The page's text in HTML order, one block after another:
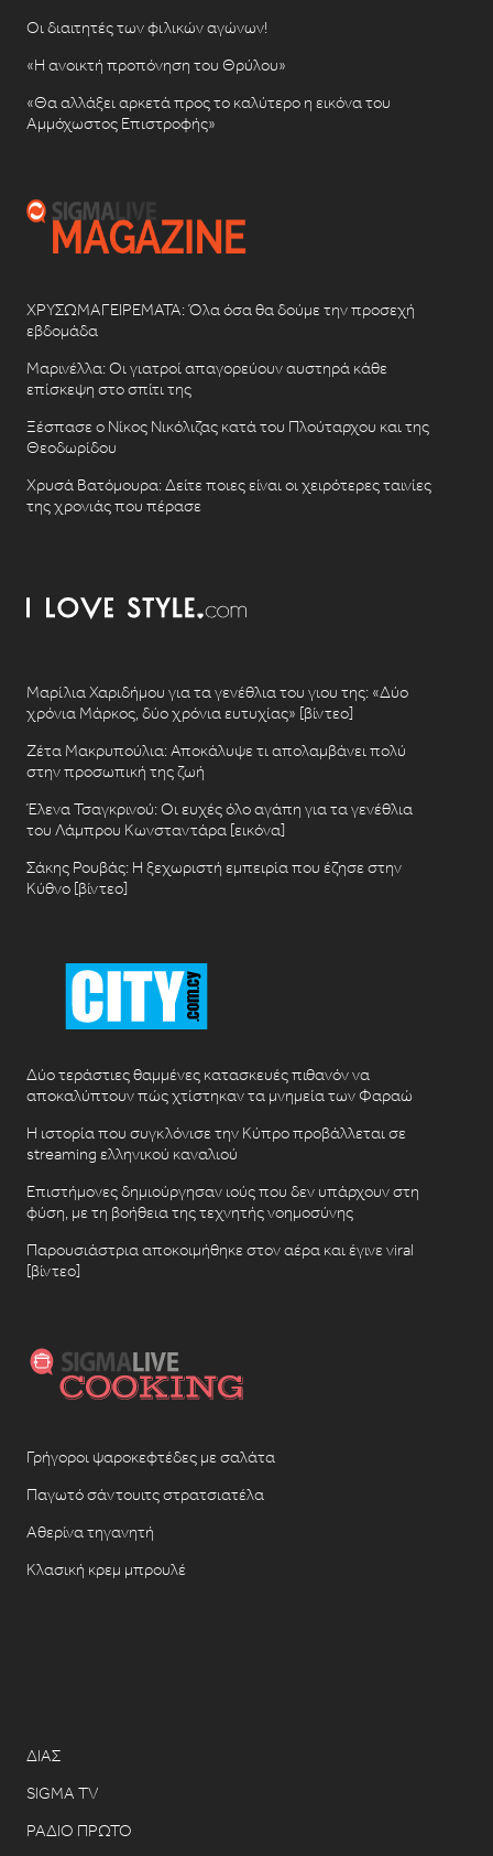
Οι διαιτητές των φιλικών αγώνων!
«Η ανοικτή προπόνηση του Θρύλου»
«Θα αλλάξει αρκετά προς το καλύτερο η εικόνα του
Αμμόχωστος Επιστροφής»
ΧΡΥΣΩΜΑΓΕΙΡΕΜΑΤΑ: Όλα όσα θα δούμε την προσεχή
εβδομάδα
Μαρινέλλα: Οι γιατροί απαγορεύουν αυστηρά κάθε
επίσκεψη στο σπίτι της
Ξέσπασε ο Νίκος Νικόλιζας κατά του Πλούταρχου και της
Θεοδωρίδου
Χρυσά Βατόμουρα: Δείτε ποιες είναι οι χειρότερες ταινίες
της χρονιάς που πέρασε
Μαρίλια Χαριδήμου για τα γενέθλια του γιου της: «Δύο
χρόνια Μάρκος, δύο χρόνια ευτυχίας» [βίντεο]
Ζέτα Μακρυπούλια: Αποκάλυψε τι απολαμβάνει πολύ
στην προσωπική της ζωή
Έλενα Τσαγκρινού: Οι ευχές όλο αγάπη για τα γενέθλια
του Λάμπρου Κωνσταντάρα [εικόνα]
Σάκης Ρουβάς: Η ξεχωριστή εμπειρία που έζησε στην
Κύθνο [βίντεο]
Δύο τεράστιες θαμμένες κατασκευές πιθανόν να
αποκαλύπτουν πώς χτίστηκαν τα μνημεία των Φαραώ
Η ιστορία που συγκλόνισε την Κύπρο προβάλλεται σε
streaming ελληνικού καναλιού
Επιστήμονες δημιούργησαν ιούς που δεν υπάρχουν στη
φύση, με τη βοήθεια της τεχνητής νοημοσύνης
Παρουσιάστρια αποκοιμήθηκε στον αέρα και έγινε viral
[βίντεο]
Γρήγοροι ψαροκεφτέδες με σαλάτα
Παγωτό σάντουιτς στρατσιατέλα
Αθερίνα τηγανητή
Κλασική κρεμ μπρουλέ
ΔΙΑΣ
SIGMA TV
ΡΑΔΙΟ ΠΡΩΤΟ